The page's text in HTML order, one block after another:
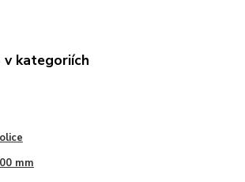
v kategoriích
mm